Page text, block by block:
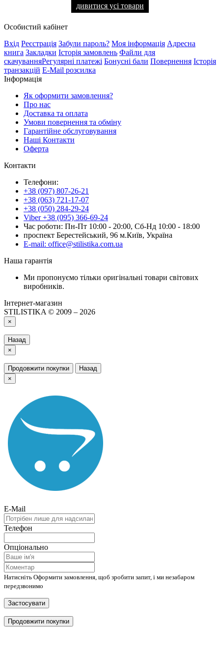
дивитися усі товари
Особистий кабінет
Вхід Реєстрація Забули пароль? Моя інформація Адресна
книга Закладки Історія замовлень Файли для
скачуванняРегулярні платежі Бонусні бали Повернення Історія
транзакцій E-Mail розсилка
Інформація
Як оформити замовлення?
Про нас
Доставка та оплата
Умови повернення та обміну
Гарантійне обслуговування
Наші Контакти
Оферта
Контакти
Телефони:
+38 (097) 807-26-21
+38 (063) 721-17-07
+38 (050) 284-29-24
Viber +38 (095) 366-69-24
Час роботи: Пн-Пт 10:00 - 20:00, Сб-Нд 10:00 - 18:00
проспект Берестейський, 96 м.Київ, Україна
E-mail: office@stilistika.com.ua
Наша гарантія
Ми пропонуємо тільки оригінальні товари світових
виробників.
Інтернет-магазин
STILISTIKA © 2009 – 2026
×
Назад
×
Продовжити покупки
Назад
×
E-Mail
Телефон
Опціонально
Натисніть Оформити замовлення, щоб зробити запит, і ми незабаром
передзвонимо
Застосувати
Продовжити покупки